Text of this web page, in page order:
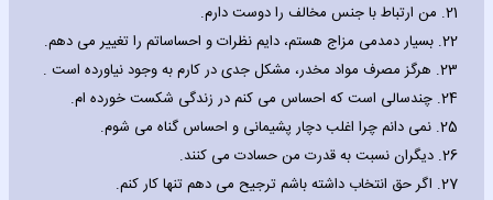
21. من ارتباط با جنس مخالف را دوست دارم.
22. بسیار دمدمی مزاج هستم، دایم نظرات و احساساتم را تغییر می دهم.
23. هرگز مصرف مواد مخدر، مشکل جدی در کارم به وجود نیاورده است .
24. چندسالی است که احساس می کنم در زندگی شکست خورده ام.
25. نمی دانم چرا اغلب دچار پشیمانی و احساس گناه می شوم.
26. دیگران نسبت به قدرت من حسادت می کنند.
27. اگر حق انتخاب داشته باشم ترجیح می دهم تنها کار کنم.